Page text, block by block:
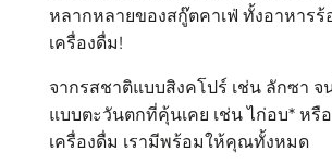
หลากหลายของสกู๊ตคาเฟ่ ทั้งอาหาร
เครื่องดื่ม!
จากรสชาติแบบสิงคโปร์ เช่น ลักซา จ
แบบตะวันตกที่คุ้นเคย เช่น ไก่อบ* หรื
เครื่องดื่ม เรามีพร้อมให้คุณทั้งหมด